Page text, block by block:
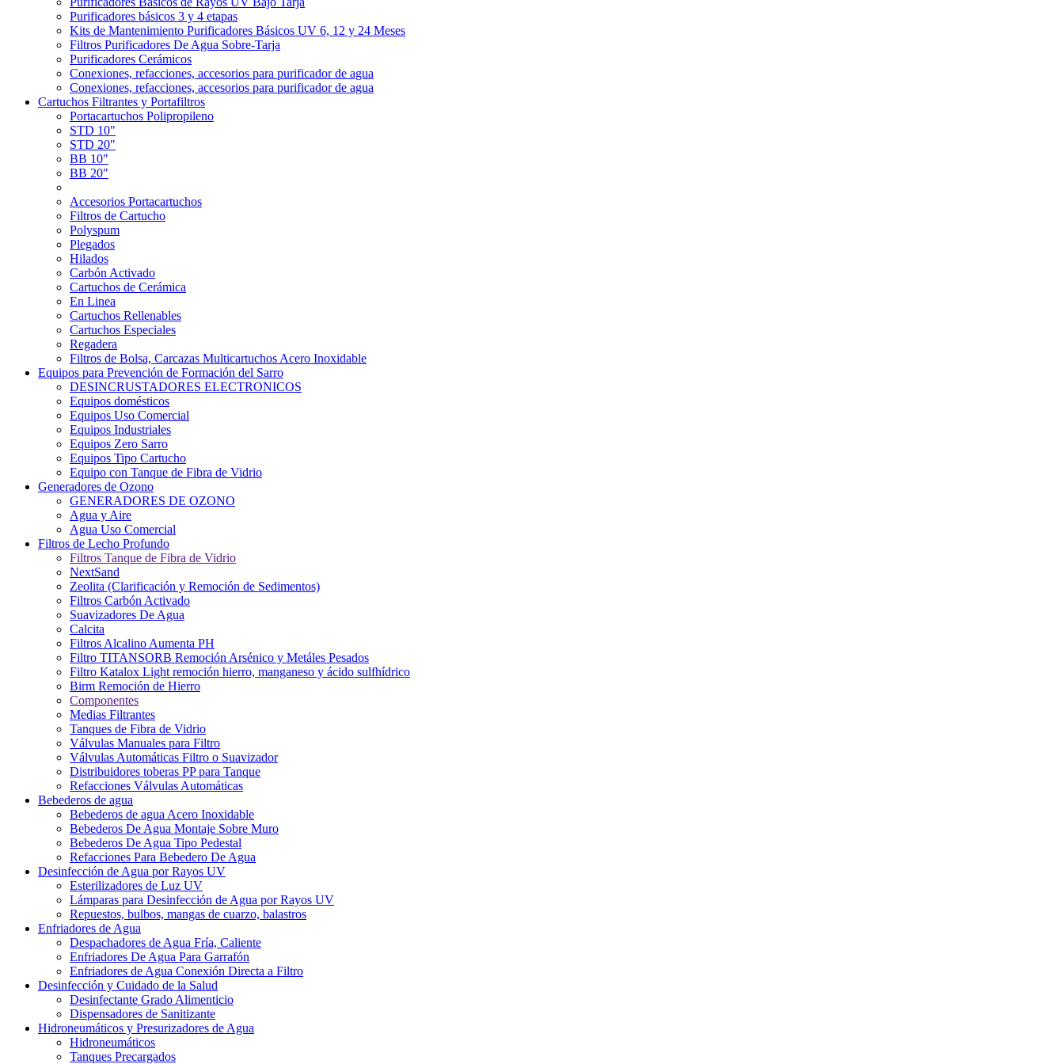
Purificadores básicos 3 y 4 etapas
Kits de Mantenimiento Purificadores Básicos UV 6, 12 y 24 Meses
Filtros Purificadores De Agua Sobre-Tarja
Purificadores Cerámicos
Conexiones, refacciones, accesorios para purificador de agua
Conexiones, refacciones, accesorios para purificador de agua
Cartuchos Filtrantes y Portafiltros
Portacartuchos Polipropileno
STD 10"
STD 20"
BB 10"
BB 20"
Accesorios Portacartuchos
Filtros de Cartucho
Polyspum
Plegados
Hilados
Carbón Activado
Cartuchos de Cerámica
En Linea
Cartuchos Rellenables
Cartuchos Especiales
Regadera
Filtros de Bolsa, Carcazas Multicartuchos Acero Inoxidable
Equipos para Prevención de Formación del Sarro
DESINCRUSTADORES ELECTRONICOS
Equipos domésticos
Equipos Uso Comercial
Equipos Industriales
Equipos Zero Sarro
Equipos Tipo Cartucho
Equipo con Tanque de Fibra de Vidrio
Generadores de Ozono
GENERADORES DE OZONO
Agua y Aire
Agua Uso Comercial
Filtros de Lecho Profundo
Filtros Tanque de Fibra de Vidrio
NextSand
Zeolita (Clarificación y Remoción de Sedimentos)
Filtros Carbón Activado
Suavizadores De Agua
Calcita
Filtros Alcalino Aumenta PH
Filtro TITANSORB Remoción Arsénico y Metáles Pesados
Filtro Katalox Light remoción hierro, manganeso y ácido sulfhídrico
Birm Remoción de Hierro
Componentes
Medias Filtrantes
Tanques de Fibra de Vidrio
Válvulas Manuales para Filtro
Válvulas Automáticas Filtro o Suavizador
Distribuidores toberas PP para Tanque
Refacciones Válvulas Automáticas
Bebederos de agua
Bebederos de agua Acero Inoxidable
Bebederos De Agua Montaje Sobre Muro
Bebederos De Agua Tipo Pedestal
Refacciones Para Bebedero De Agua
Desinfección de Agua por Rayos UV
Esterilizadores de Luz UV
Lámparas para Desinfección de Agua por Rayos UV
Repuestos, bulbos, mangas de cuarzo, balastros
Enfriadores de Agua
Despachadores de Agua Fría, Caliente
Enfriadores De Agua Para Garrafón
Enfriadores de Agua Conexión Directa a Filtro
Desinfección y Cuidado de la Salud
Desinfectante Grado Alimenticio
Dispensadores de Sanitizante
Hidroneumáticos y Presurizadores de Agua
Hidroneumáticos
Tanques Precargados